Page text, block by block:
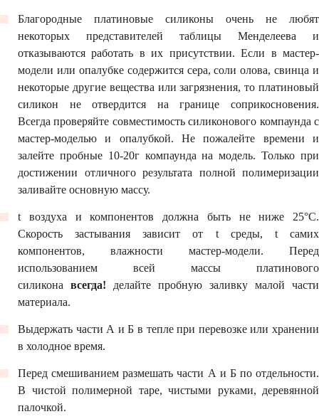
Благородные платиновые силиконы очень не любят
некоторых представителей таблицы Менделеева и
отказываются работать в их присутствии. Если в мастер-
модели или опалубке содержится сера, соли олова, свинца и
некоторые другие вещества или загрязнения, то платиновый
силикон не отвердится на границе соприкосновения.
Всегда проверяйте совместимость силиконового компаунда с
мастер-моделью и опалубкой. Не пожалейте времени и
залейте пробные 10-20г компаунда на модель. Только при
достижении отличного результата полной полимеризации
заливайте основную массу.
t воздуха и компонентов должна быть не ниже 25°С.
Скорость застывания зависит от t среды, t самих
компонентов, влажности мастер-модели. Перед
использованием всей массы платинового
силикона всегда! делайте пробную заливку малой части
материала.
Выдержать части А и Б в тепле при перевозке или хранении
в холодное время.
Перед смешиванием размешать части А и Б по отдельности.
В чистой полимерной таре, чистыми руками, деревянной
палочкой.